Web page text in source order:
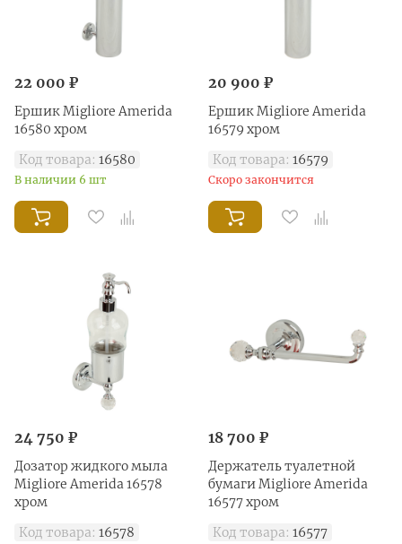
22 000 ₽
Ершик Migliore Amerida
16580 хром
Код товара: 16580
В наличии 6 шт
20 900 ₽
Ершик Migliore Amerida
16579 хром
Код товара: 16579
Скоро закончится
24 750 ₽
Дозатор жидкого мыла
Migliore Amerida 16578
хром
Код товара: 16578
18 700 ₽
Держатель туалетной
бумаги Migliore Amerida
16577 хром
Код товара: 16577